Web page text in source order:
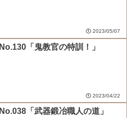
2023/05/07
No.130「鬼教官の特訓！」
2023/04/22
No.038「武器鍛冶職人の道」